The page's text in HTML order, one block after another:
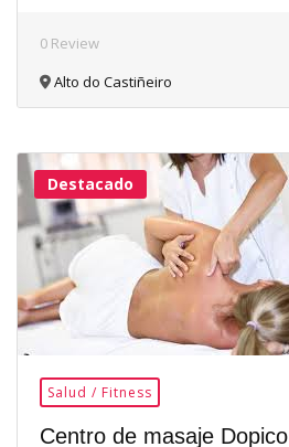
0 Review
Alto do Castiñeiro
Destacado
Salud / Fitness
Centro de masaje Dopico